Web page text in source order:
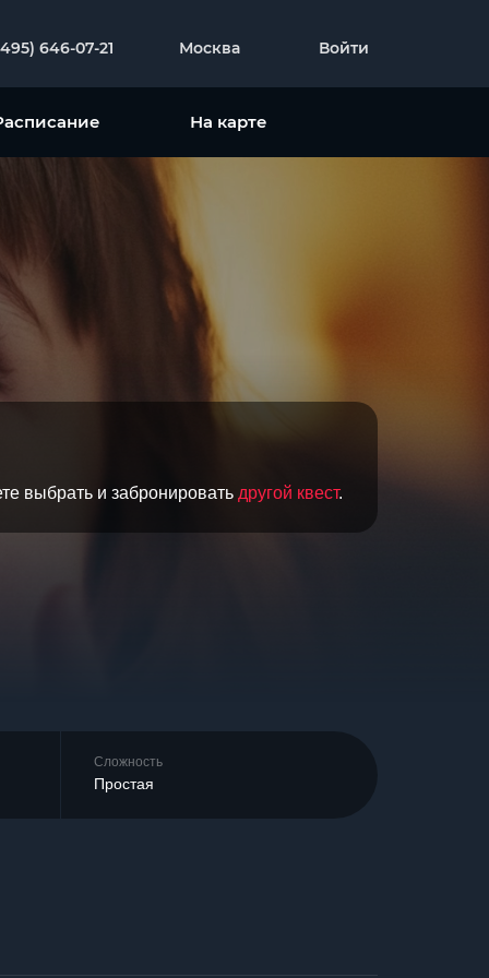
646-07-21 Москва Войти
На карте
выбрать и забронировать другой квест.
Сложность
Простая